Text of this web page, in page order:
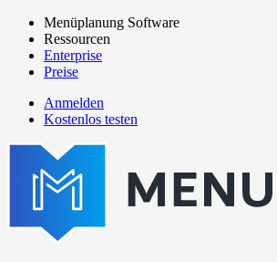
Direkt
zum
Inhalt
Main
navigation
Menüplanung Software
Ressourcen
Enterprise
Preise
menutech
navigation
Anmelden
Kostenlos testen